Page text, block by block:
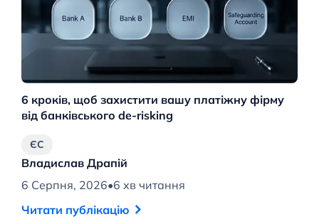
6 кроків, щоб захистити вашу платіжну фірму
від банківського de-risking
Владислав Драпій
6 Серпня, 2026•6 хв читання
ЄС
Читати публікацію